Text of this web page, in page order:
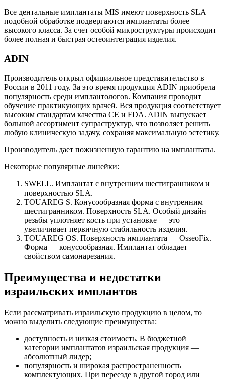
Все дентальные имплантаты MIS имеют поверхность SLA —
подобной обработке подвергаются имплантаты более
высокого класса. За счет особой микроструктуры происходит
более полная и быстрая остеоинтеграция изделия.
ADIN
Производитель открыл официальное представительство в
России в 2011 году. За это время продукция ADIN приобрела
популярность среди имплантологов. Компания проводит
обучение практикующих врачей. Вся продукция соответствует
высоким стандартам качества CE и FDA. ADIN выпускает
большой ассортимент супраструктур, что позволяет решить
любую клиническую задачу, сохраняя максимальную эстетику.
Производитель дает пожизненную гарантию на имплантаты.
Некоторые популярные линейки:
SWELL. Имплантат с внутренним шестигранником и
поверхностью SLA.
TOUAREG S. Конусообразная форма с внутренним
шестигранником. Поверхность SLA. Особый дизайн
резьбы уплотняет кость при установке — это
увеличивает первичную стабильность изделия.
TOUAREG OS. Поверхность имплантата — OsseoFix.
Форма — конусообразная. Имплантат обладает
свойством самонарезания.
Преимущества и недостатки
израильских имплантов
Если рассматривать израильскую продукцию в целом, то
можно выделить следующие преимущества:
доступность и низкая стоимость. В бюджетной
категории имплантатов израильская продукция —
абсолютный лидер;
популярность и широкая распространенность
комплектующих. При переезде в другой город или